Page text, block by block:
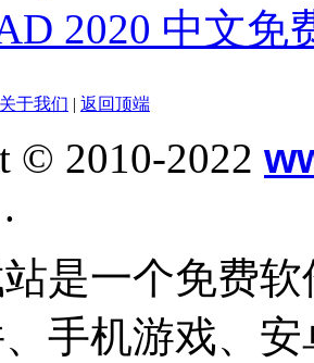
2020 中文免
关于我们 | 返回顶端
© 2010-2022
是一个免费
手机游戏、